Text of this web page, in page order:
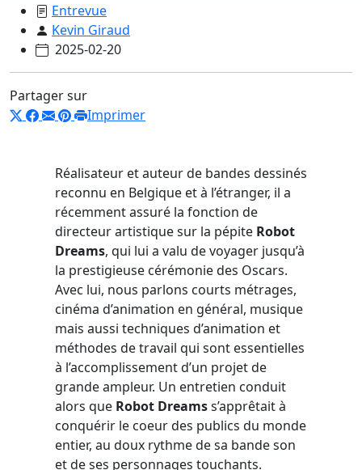
Entrevue
Kevin Giraud
2025-02-20
Partager sur
Imprimer
Réalisateur et auteur de bandes dessinés
reconnu en Belgique et à l’étranger, il a
récemment assuré la fonction de
directeur artistique sur la pépite Robot
Dreams, qui lui a valu de voyager jusqu’à
la prestigieuse cérémonie des Oscars.
Avec lui, nous parlons courts métrages,
cinéma d’animation en général, musique
mais aussi techniques d’animation et
méthodes de travail qui sont essentielles
à l’accomplissement d’un projet de
grande ampleur. Un entretien conduit
alors que Robot Dreamss’apprêtait à
conquérir le coeur des publics du monde
entier, au doux rythme de sa bande son
et de ses personnages touchants.